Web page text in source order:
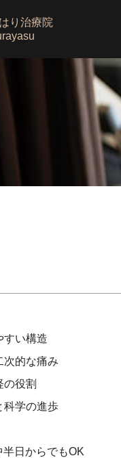
り治療院
すい構造
次的な痛み
の役割
科学の進歩
日からでもOK